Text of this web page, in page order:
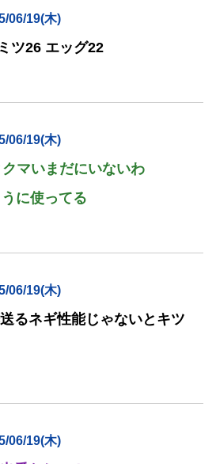
06/19(木)
ツ26 エッグ22
06/19(木)
マいまだにいないわ
に使ってる
06/19(木)
るネギ性能じゃないとキツ
06/19(木)